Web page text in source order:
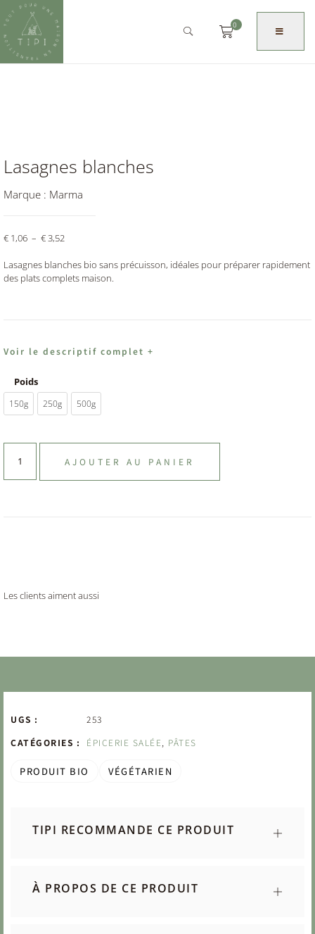
0
Lasagnes blanches
Marque : Marma
€ 1,06 – € 3,52
Lasagnes blanches bio sans précuisson, idéales pour préparer rapidement
des plats complets maison.
Voir le descriptif complet +
Poids
150g 250g 500g
AJOUTER AU PANIER
Les clients aiment aussi
UGS :
253
CATÉGORIES :
ÉPICERIE SALÉE PÂTES
PRODUIT BIO VÉGÉTARIEN
TIPI RECOMMANDE CE PRODUIT
À PROPOS DE CE PRODUIT